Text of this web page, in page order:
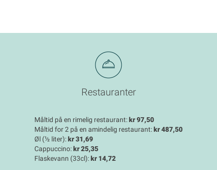
Restauranter
Måltid på en rimelig restaurant:kr 97,50
Måltid for 2 på en amindelig restaurant:kr 487,50
Øl (½ liter):kr 31,69
Cappuccino:kr 25,35
Flaskevann (33cl):kr 14,72